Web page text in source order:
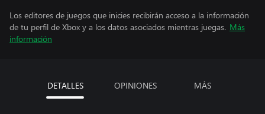
Los editores de juegos que inicies recibirán acceso a la información
de tu perfil de Xbox y a los datos asociados mientras juegas. Más
información
DETALLES OPINIONES MÁS